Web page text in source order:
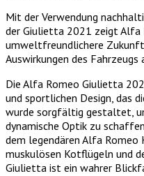
Mit der Verwendung
der Giulietta 2021 zeigt Alfa
umweltfreundlichere
Auswirkungen des
Die Alfa Romeo Giulietta
und sportlichen Design, das
wurde sorgfältig gestaltet,
dynamische Optik zu
dem legendären Alfa Romeo
muskulösen Kotflügeln und
Giulietta ist ein wahrer